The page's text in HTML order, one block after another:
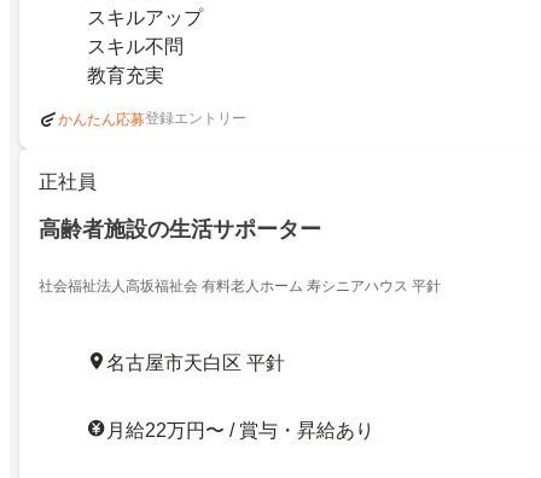
スキルアップ
スキル不問
教育充実
かんたん応募登録エントリー
正社員
高齢者施設の生活サポーター
社会福祉法人高坂福祉会 有料老人ホーム 寿シニアハウス 平針
名古屋市天白区 平針
月給22万円〜 / 賞与・昇給あり